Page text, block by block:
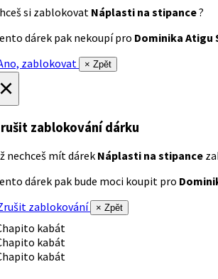
si zablokovat Náplasti na stipance?
dárek pak nekoupí pro Dominika Atigu
zablokovat
× Zpět
zablokování dárku
nechceš mít dárek Náplasti na stipance
dárek pak bude moci koupit pro
zablokování
× Zpět